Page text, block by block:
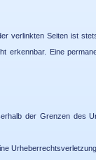
verlinkten Seiten ist
erkennbar.
Eine
der Grenzen des